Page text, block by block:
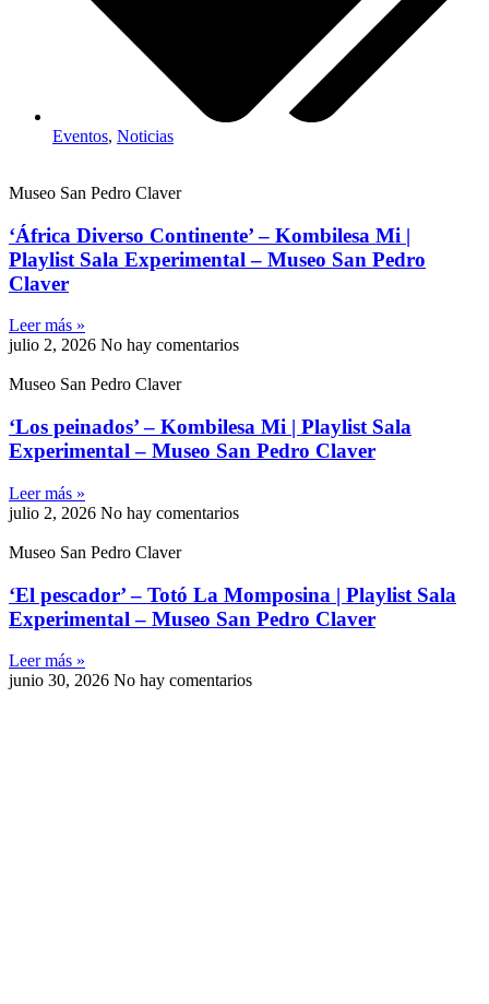
Eventos, Noticias
Museo San Pedro Claver
‘África Diverso Continente’ – Kombilesa Mi |
Playlist Sala Experimental – Museo San Pedro
Claver
Leer más »
julio 2, 2026 No hay comentarios
Museo San Pedro Claver
‘Los peinados’ – Kombilesa Mi | Playlist Sala
Experimental – Museo San Pedro Claver
Leer más »
julio 2, 2026 No hay comentarios
Museo San Pedro Claver
‘El pescador’ – Totó La Momposina | Playlist Sala
Experimental – Museo San Pedro Claver
Leer más »
junio 30, 2026 No hay comentarios